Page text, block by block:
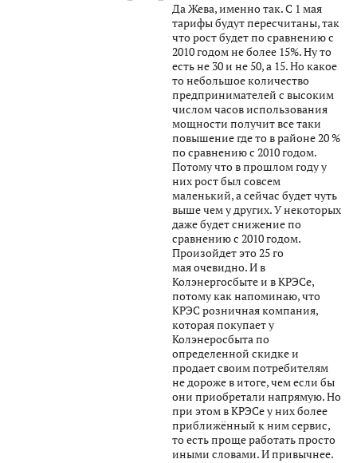
Да Жева, именно так. С 1 мая
тарифы будут пересчитаны, так
что рост будет по сравнению с
2010 годом не более 15%. Ну то
есть не 30 и не 50, а 15. Но какое
то небольшое количество
предпринимателей с высоким
числом часов использования
мощности получит все таки
повышение где то в районе 20 %
по сравнению с 2010 годом.
Потому что в прошлом году у
них рост был совсем
маленький, а сейчас будет чуть
выше чем у других. У некоторых
даже будет снижение по
сравнению с 2010 годом.
Произойдет это 25 го
мая очевидно. И в
Колэнергосбыте и в КРЭСе,
потому как напоминаю, что
КРЭС розничная компания,
которая покупает у
Колэнеросбыта по
определенной скидке и
продает своим потребителям
не дороже в итоге, чем если бы
они приобретали напрямую. Но
при этом в КРЭСе у них более
приближённый к ним сервис,
то есть проще работать просто
иными словами. И привычнее.